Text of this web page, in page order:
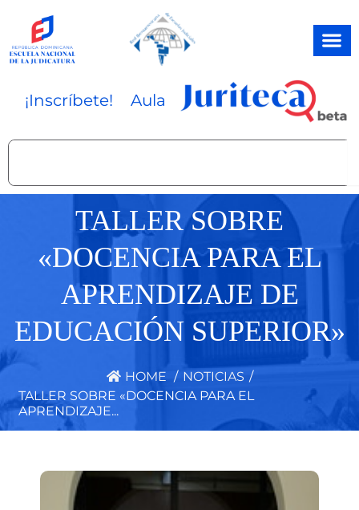
contenido
¡Inscríbete! Aula
Search
TALLER SOBRE
«DOCENCIA PARA EL
APRENDIZAJE DE
EDUCACIÓN SUPERIOR»
HOME / NOTICIAS /
TALLER SOBRE «DOCENCIA PARA EL
APRENDIZAJE...